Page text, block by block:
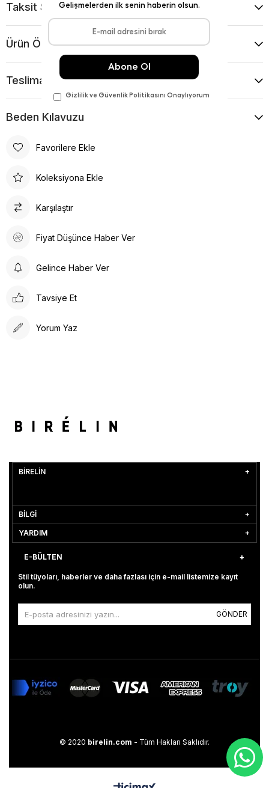
Taksit Seçenekleri
Ürün Önerileri
Teslimat Ve İade Koşulları
Beden Kılavuzu
Favorilere Ekle
Koleksiyona Ekle
Karşılaştır
Fiyat Düşünce Haber Ver
Gelince Haber Ver
Tavsiye Et
Yorum Yaz
BİRELİN
BİLGİ
YARDIM
E-BÜLTEN
Stil tüyoları, haberler ve daha fazlası için e-mail listemize kayıt
olun.
GÖNDER
© 2020 birelin.com - Tüm Hakları Saklıdır.